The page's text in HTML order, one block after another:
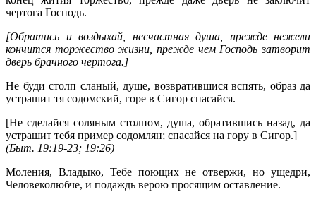
чертога Господь.
[Обратись и воздыхай, несчастная душа, прежде нежели
кончится торжество жизни, прежде чем Господь затворит
дверь брачного чертога.]
Не буди столп сланый, душе, возвратившися вспять, образ да
устрашит тя содомский, горе в Сигор спасайся.
[Не сделайся соляным столпом, душа, обратившись назад, да
устрашит тебя пример содомлян; спасайся на гору в Сигор.]
(Быт. 19:19-23; 19:26)
Моления, Владыко, Тебе поющих не отвержи, но ущедри,
Человеколюбче, и подаждь верою просящим оставление.